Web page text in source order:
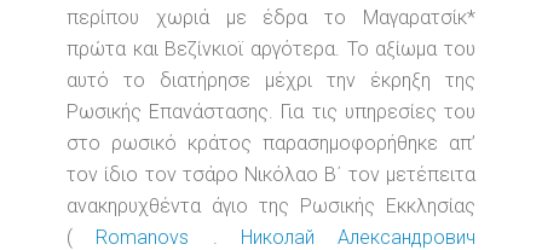
περίπου χωριά με έδρα το Μαγαρατσίκ*
πρώτα και Βεζίνκιοϊ αργότερα. Το αξίωμα του
αυτό το διατήρησε μέχρι την έκρηξη της
Ρωσικής Επανάστασης. Για τις υπηρεσίες του
στο ρωσικό κράτος παρασημοφορήθηκε απ’
τον ίδιο τον τσάρο Νικόλαο Β΄ τον μετέπειτα
ανακηρυχθέντα άγιο της Ρωσικής Εκκλησίας
( Romanovs . Николай Александрович